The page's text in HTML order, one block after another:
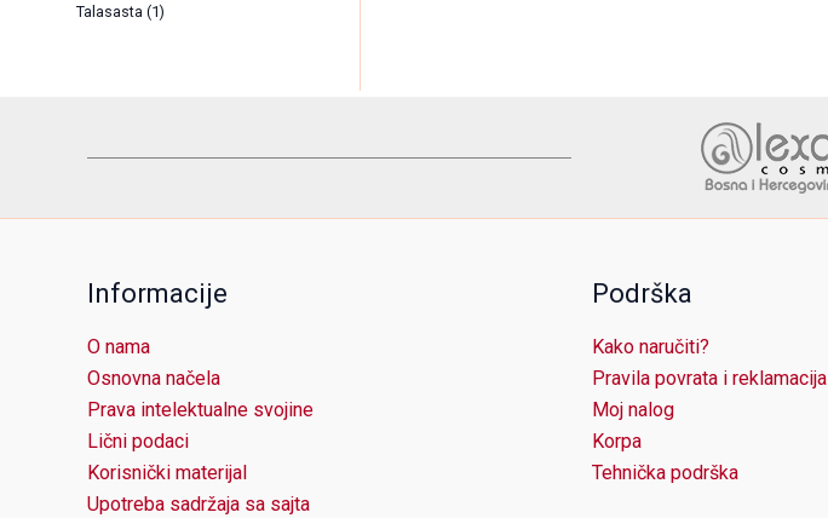
Talasasta (1)
Informacije
O nama
Osnovna načela
Prava intelektualne svojine
Lični podaci
Korisnički materijal
Upotreba sadržaja sa sajta
Podrška
Kako naručiti?
Pravila povrata i reklamacija
Moj nalog
Korpa
Tehnička podrška